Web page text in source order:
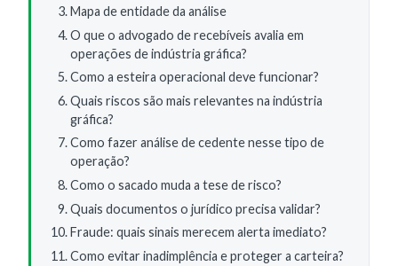
Mapa de entidade da análise
O que o advogado de recebíveis avalia em
operações de indústria gráfica?
Como a esteira operacional deve funcionar?
Quais riscos são mais relevantes na indústria
gráfica?
Como fazer análise de cedente nesse tipo de
operação?
Como o sacado muda a tese de risco?
Quais documentos o jurídico precisa validar?
Fraude: quais sinais merecem alerta imediato?
Como evitar inadimplência e proteger a carteira?